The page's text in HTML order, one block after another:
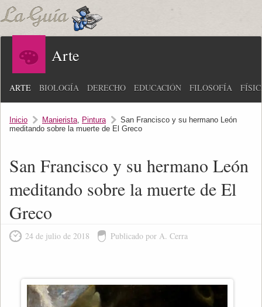
Arte
ARTE BIOLOGÍA DERECHO EDUCACIÓN FILOSOFÍA
Inicio Manierista, Pintura
San Francisco y su hermano León
meditando sobre la muerte de El Greco
San Francisco y su hermano León
meditando sobre la muerte de El
Greco
24 de julio de 2018 Publicado por A. Cerra